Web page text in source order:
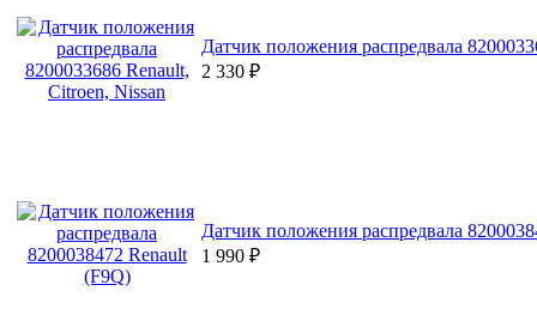
Датчик положения распредвала
2 330 ₽
Датчик положения распредвала
1 990 ₽